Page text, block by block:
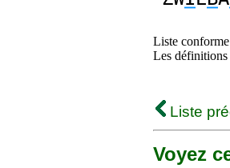
Liste
Les définitions
Liste
Voyez